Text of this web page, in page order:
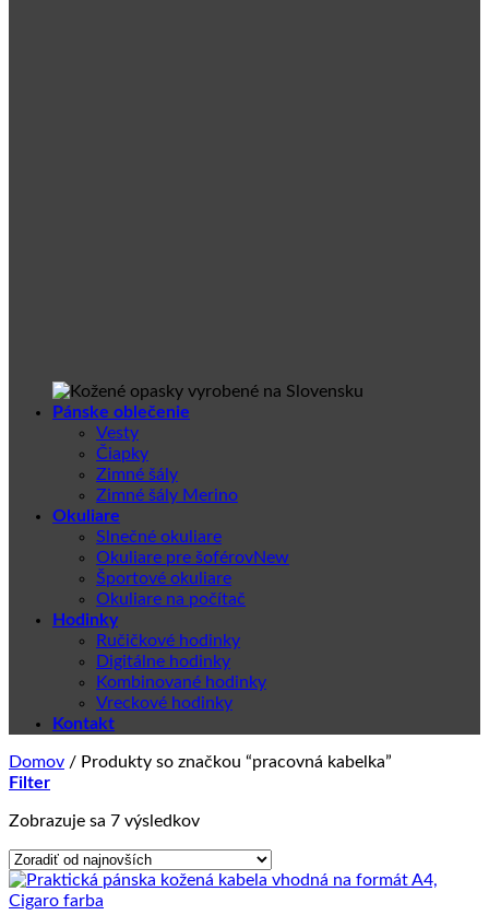
Pánske oblečenie
Vesty
Čiapky
Zimné šály
Zimné šály Merino
Okuliare
Slnečné okuliare
Okuliare pre šoférov
Športové okuliare
Okuliare na počítač
Hodinky
Ručičkové hodinky
Digitálne hodinky
Kombinované hodinky
Vreckové hodinky
Kontakt
Domov / Produkty so značkou “pracovná kabelka”
Filter
Zobrazuje sa 7 výsledkovZoradené
najnovších